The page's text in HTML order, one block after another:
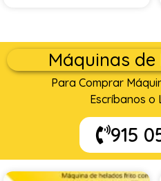
Máquinas
Para Comprar
Escríbanos o
915